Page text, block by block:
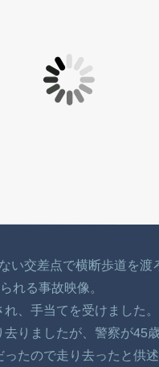
い交差点で横断歩道を
れる事故映像。
、手当てを受けました
りましたが、警察が45
たので走り去ったと供